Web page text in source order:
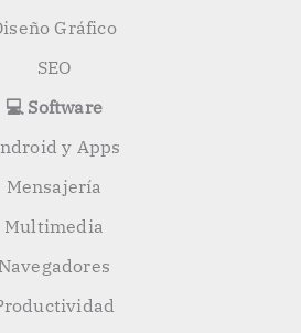
Gráfico
SEO
💻 Software
y Apps
Mensajería
Multimedia
Navegadores